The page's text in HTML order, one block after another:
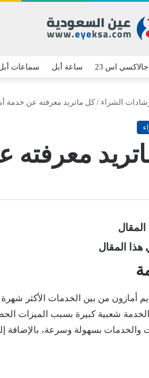
جالاكسي اس 23 ساعة أبل سماعات
الشراء / كل ماتريد معرفته عن خدمة
معرفته
هذا المقال
أمازون من بين الخدمات الأكثر
شعبية كبيرة بسبب الميزات
والخدمات بسهولة وسرعة،